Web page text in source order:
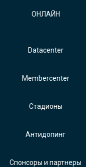
ОНЛАЙН
Datacenter
Membercenter
Стадионы
Антидопинг
Спонсоры и партнеры